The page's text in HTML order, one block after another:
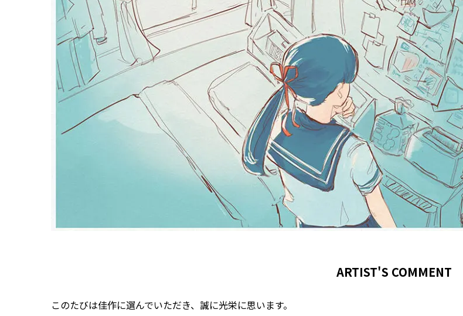
ARTIST'S COMMENT
このたびは佳作に選んでいただき、誠に光栄に思います。